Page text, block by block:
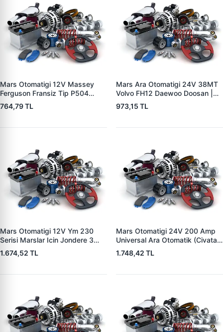
Mars Otomatigi 12V Massey
Ferguson Fransiz Tip P504
P505 Xxx | ZM 0560
764,79 TL
Mars Ara Otomatigi 24V 38MT
Volvo FH12 Daewoo Doosan |
ZM 4409 | OEM 10512097
973,15 TL
Mars Otomatigi 12V Ym 230
Serisi Marslar Icin Jondere 3
Delik | ZM 1653 | OEM
RE503357
1.674,52 TL
Mars Otomatigi 24V 200 Amp
Universal Ara Otomatik (Civatali)
| ZM 1404
1.748,42 TL